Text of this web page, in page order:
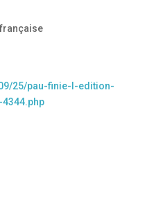
25/pau-finie-l-edition-